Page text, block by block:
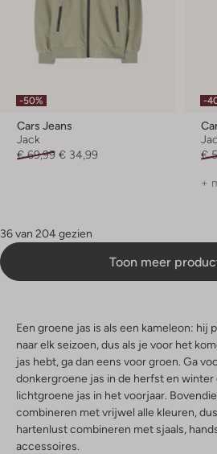
-50%
Cars Jeans
Jack
€ 69,99 € 34,99
-
€
+
36 van 204 gezien
Toon meer
Een groene jas is als een kameleon: hij
naar elk seizoen, dus als je voor het
jas hebt, ga dan eens voor groen. Ga
donkergroene jas in de herfst en winter
lichtgroene jas in het voorjaar.
combineren met vrijwel alle kleuren,
hartenlust combineren met sjaals,
accessoires.